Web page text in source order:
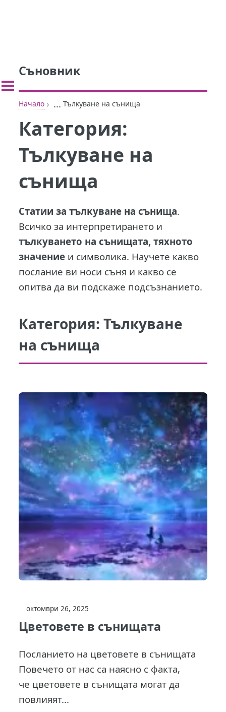
Съновник
Начало › ... Тълкуване на сънища
Категория:
Тълкуване на
сънища
Статии за тълкуване на сънища.
Всичко за интерпретирането и
тълкуването на сънищата, тяхното
значение и символика. Научете какво
послание ви носи съня и какво се
опитва да ви подскаже подсъзнанието.
Категория:Тълкуване
на сънища
октомври 26, 2025
Цветовете в сънищата
Посланието на цветовете в сънищата
Повечето от нас са наясно с факта,
че цветовете в сънищата могат да
повлияят...